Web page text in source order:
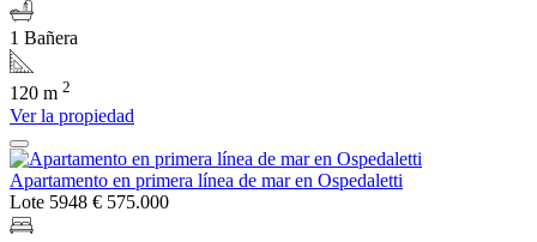
1 Bañera
120 m 2
Ver la propiedad
Apartamento en primera línea de mar en Ospedaletti
Lote 5948 € 575.000